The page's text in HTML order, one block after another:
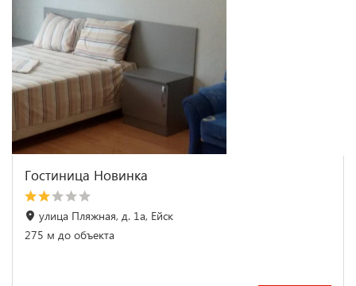
Гостиница Новинка
улица Пляжная, д. 1а, Ейск
275 м до объекта